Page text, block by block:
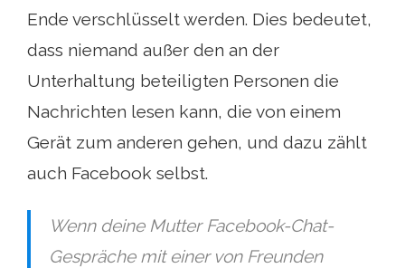
Ende verschlüsselt werden. Dies bedeutet,
dass niemand außer den an der
Unterhaltung beteiligten Personen die
Nachrichten lesen kann, die von einem
Gerät zum anderen gehen, und dazu zählt
auch Facebook selbst.
Wenn deine Mutter Facebook-Chat-
Gespräche mit einer von Freunden